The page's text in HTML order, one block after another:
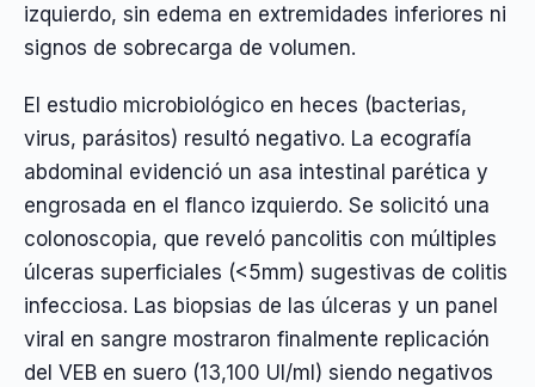
izquierdo, sin edema en extremidades inferiores ni
signos de sobrecarga de volumen.
El estudio microbiológico en heces (bacterias,
virus, parásitos) resultó negativo. La ecografía
abdominal evidenció un asa intestinal parética y
engrosada en el flanco izquierdo. Se solicitó una
colonoscopia, que reveló pancolitis con múltiples
úlceras superficiales (<5mm) sugestivas de colitis
infecciosa. Las biopsias de las úlceras y un panel
viral en sangre mostraron finalmente replicación
del VEB en suero (13,100 UI/ml) siendo negativos